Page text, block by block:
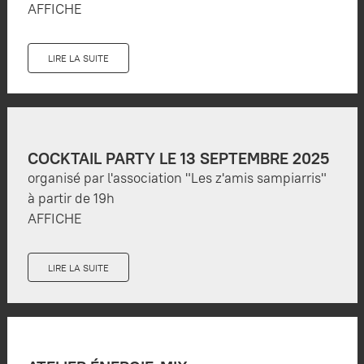
AFFICHE
LIRE LA SUITE
COCKTAIL PARTY LE 13 SEPTEMBRE 2025
organisé par l'association "Les z'amis sampiarris"
à partir de 19h
AFFICHE
LIRE LA SUITE